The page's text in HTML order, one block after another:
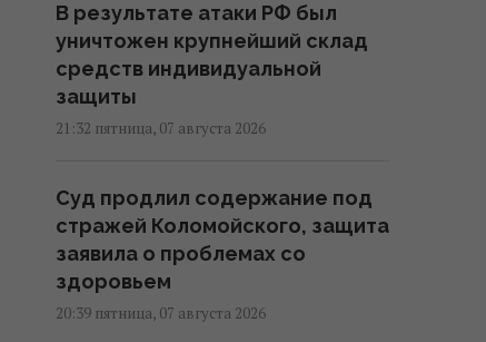
В результате атаки РФ был
уничтожен крупнейший склад
средств индивидуальной
защиты
21:32 пятница, 07 августа 2026
Суд продлил содержание под
стражей Коломойского, защита
заявила о проблемах со
здоровьем
20:39 пятница, 07 августа 2026